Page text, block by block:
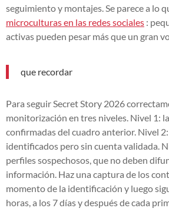
seguimiento y montajes. Se parece a lo
microculturas en las redes sociales :
activas pueden pesar más que un gran
que recordar
Para seguir Secret Story 2026
monitorización en tres niveles. Nivel 1:
confirmadas del cuadro anterior. Nivel
identificados pero sin cuenta validada.
perfiles sospechosos, que no deben
información. Haz una captura de los
momento de la identificación y luego
horas, a los 7 días y después de cada